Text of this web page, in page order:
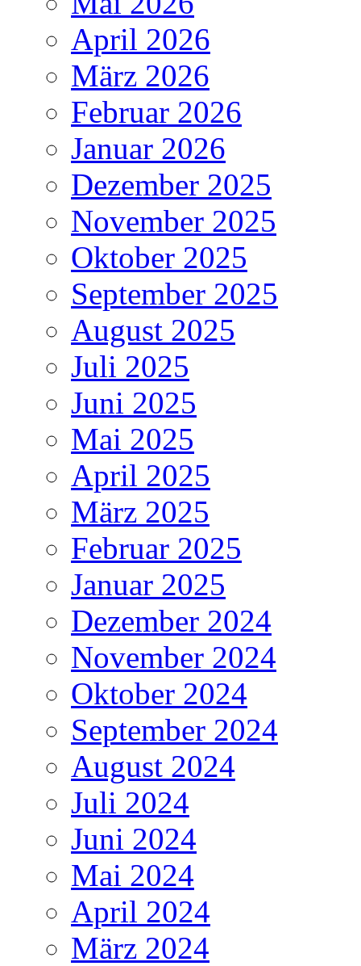
April 2026
März 2026
Februar 2026
Januar 2026
Dezember 2025
November 2025
Oktober 2025
September 2025
August 2025
Juli 2025
Juni 2025
Mai 2025
April 2025
März 2025
Februar 2025
Januar 2025
Dezember 2024
November 2024
Oktober 2024
September 2024
August 2024
Juli 2024
Juni 2024
Mai 2024
April 2024
März 2024